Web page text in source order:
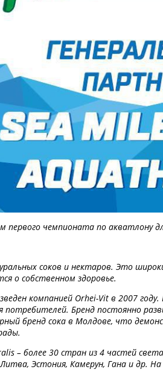
чемпионата по акватлону
соков и нектаров. Это
о собственном здоровье.
компанией Orhei-Vit в 2007
потребителей. Бренд постоянно
бренд сока в Молдове, что
– более 30 стран из 4 частей
Эстония, Камерун, Гана и др.